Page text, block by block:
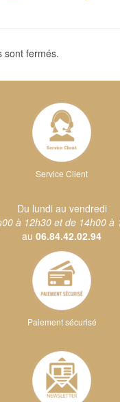
sont fermés.
Service Client
Du lundi au vendredi
à 12h30 et de 14h00 à
au 06.84.42.02.94
Paiement sécurisé